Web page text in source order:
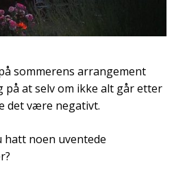
sommerens arrangement
på at selv om ikke alt går etter
det være negativt.
hatt noen uventede